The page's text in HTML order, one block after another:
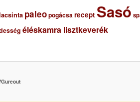
paleopogácsarecept Sasó
éléskamra lisztkeverék